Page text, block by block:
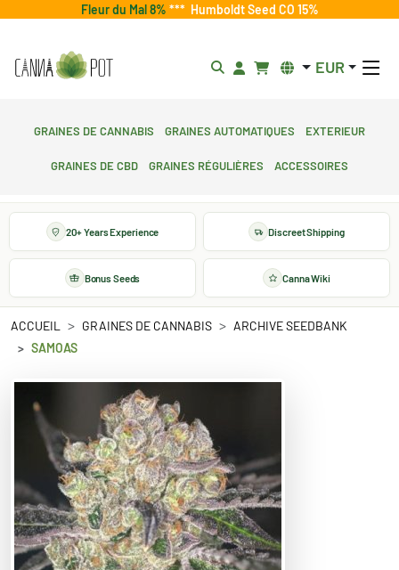
Fleur du Mal 8% *** Humboldt Seed CO 15%
EUR
Graines de cannabis Graines automatiques
Exterieur
Graines de CBD Graines régulières Accessoires
20+ Years Experience Discreet Shipping
Bonus Seeds Canna Wiki
ACCUEIL GRAINES DE CANNABIS
ARCHIVE SEEDBANK
SAMOAS